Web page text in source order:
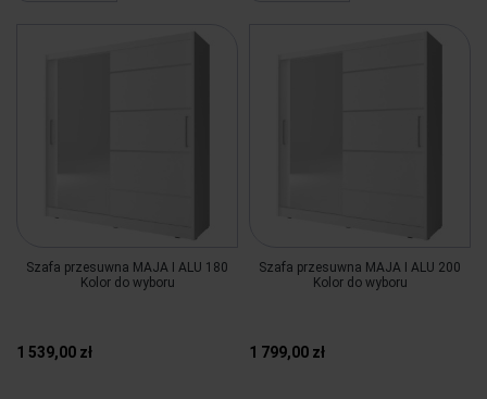
Szafa przesuwna MAJA I ALU 180
Kolor do wyboru
1 539,00 zł
Szafa przesuwna MAJA I ALU 200
Kolor do wyboru
1 799,00 zł